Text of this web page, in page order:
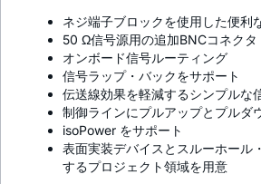
ネジ端子ブロックを使用した便利
50 Ω信号源用の追加BNCコネクタ
オンボード信号ルーティング
信号ラップ・バックをサポート
伝送線効果を軽減するシンプルな
制御ラインにプルアップとプルダ
isoPower をサポート
表面実装デバイスとスルーホール
するプロジェクト領域を用意